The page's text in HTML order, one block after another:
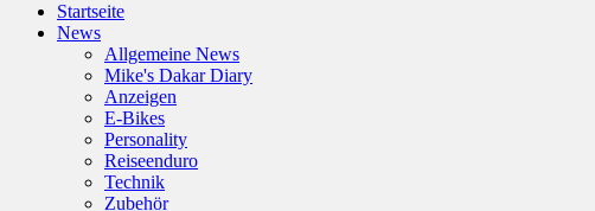
Startseite
News
Allgemeine News
Mike's Dakar Diary
Anzeigen
E-Bikes
Personality
Reiseenduro
Technik
Zubehör